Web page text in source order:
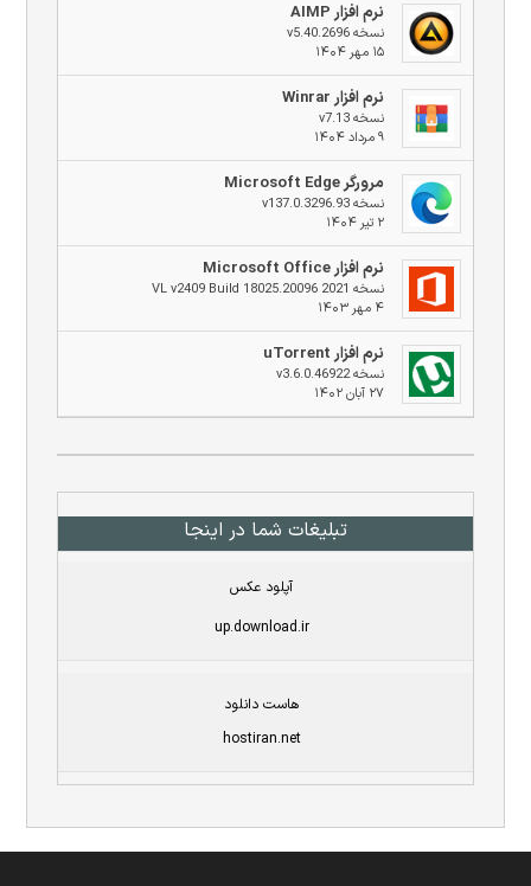
نرم افزار AIMP
نسخه v5.40.2696
۱۵ مهر ۱۴۰۴
نرم افزار Winrar
نسخه v7.13
۹ مرداد ۱۴۰۴
مرورگر Microsoft Edge
نسخه v137.0.3296.93
۲ تیر ۱۴۰۴
نرم افزار Microsoft Office
نسخه 2021 VL v2409 Build 18025.20096
۴ مهر ۱۴۰۳
نرم افزار uTorrent
نسخه v3.6.0.46922
۲۷ آبان ۱۴۰۲
تبلیغات شما در اینجا
آپلود عکس
up.download.ir
هاست دانلود
hostiran.net